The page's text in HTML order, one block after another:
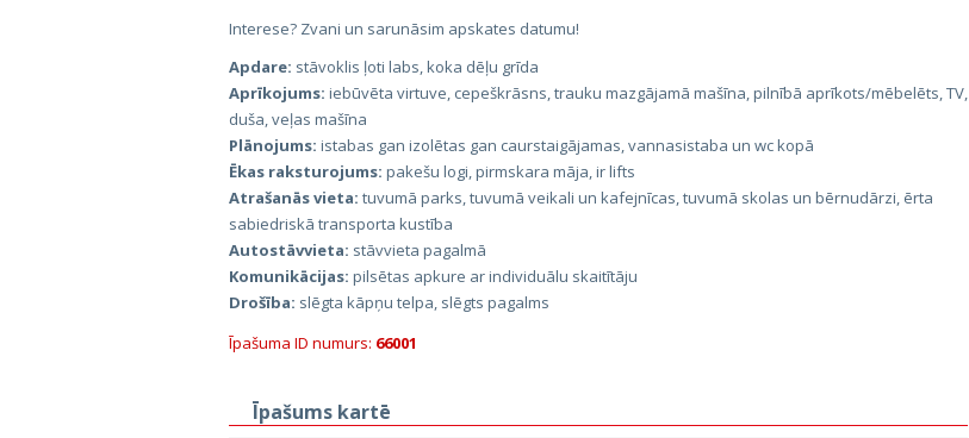
Interese? Zvani un sarunāsim apskates datumu!
Apdare: stāvoklis ļoti labs, koka dēļu grīda
Aprīkojums: iebūvēta virtuve, cepeškrāsns, trauku mazgājamā mašīna, pilnībā aprīkots/mēbelēts, TV,
duša, veļas mašīna
Plānojums: istabas gan izolētas gan caurstaigājamas, vannasistaba un wc kopā
Ēkas raksturojums: pakešu logi, pirmskara māja, ir lifts
Atrašanās vieta: tuvumā parks, tuvumā veikali un kafejnīcas, tuvumā skolas un bērnudārzi, ērta
sabiedriskā transporta kustība
Autostāvvieta: stāvvieta pagalmā
Komunikācijas: pilsētas apkure ar individuālu skaitītāju
Drošība: slēgta kāpņu telpa, slēgts pagalms
Īpašuma ID numurs: 66001
Īpašums kartē